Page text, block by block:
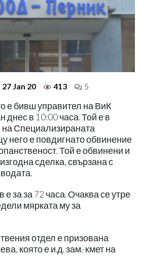
Jan 20 413 5
е бивш управител на ВиК
днес в 10:00 часа. Той е в
Специализираната
него е повдигнато обвинение
Той е обвинени и
сделка, свързана с
за за 72 часа. Очаква се утре
мярката му за
отдел е призована
която е и.д. зам.-кмет на